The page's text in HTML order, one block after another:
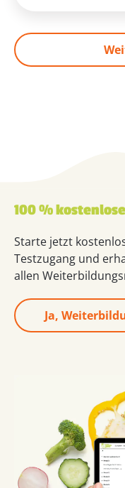
100 %
Starte jetzt
Testzugang und
allen
Ja,